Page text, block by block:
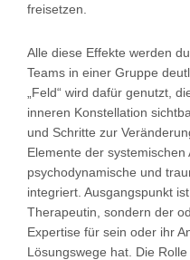
freisetzen.
Alle diese Effekte werden
Teams in einer Gruppe
„Feld“ wird dafür genutzt,
inneren Konstellation
und Schritte zur
Elemente der systemischen
psychodynamische und
integriert. Ausgangspunkt
Therapeutin, sondern der
Expertise für sein oder ihr
Lösungswege hat. Die